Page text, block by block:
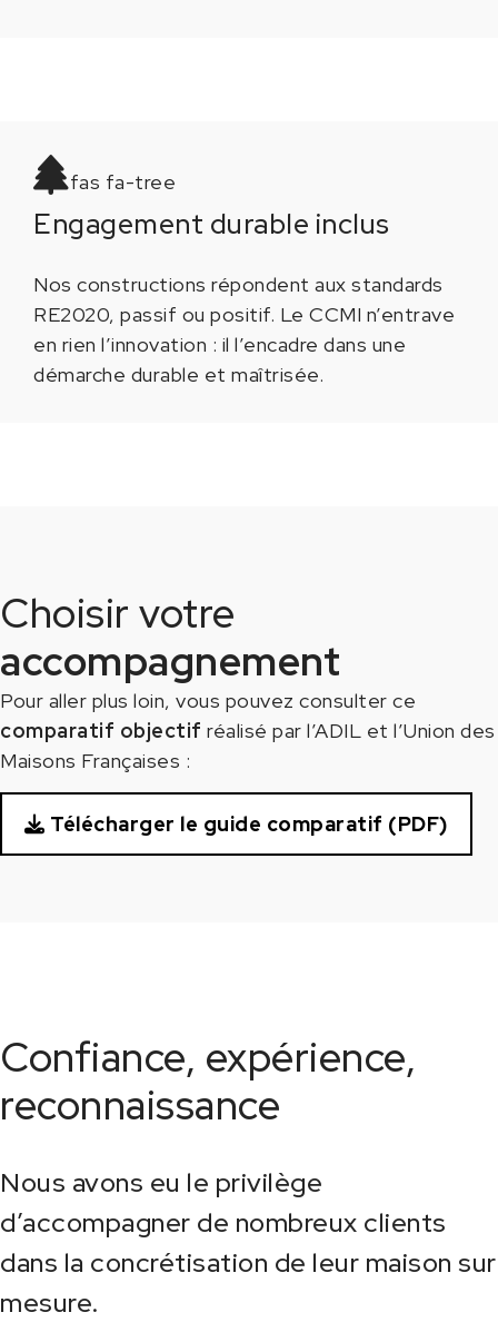
fas fa-tree
Engagement durable inclus
Nos constructions répondent aux standards
RE2020, passif ou positif. Le CCMI n’entrave
en rien l’innovation : il l’encadre dans une
démarche durable et maîtrisée.
Choisir votre
accompagnement
Pour aller plus loin, vous pouvez consulter ce
comparatif objectif réalisé par l’ADIL et l’Union des
Maisons Françaises :
Télécharger le guide comparatif (PDF)
Confiance, expérience,
reconnaissance
Nous avons eu le privilège
d’accompagner de nombreux clients
dans la concrétisation de leur maison sur
mesure.